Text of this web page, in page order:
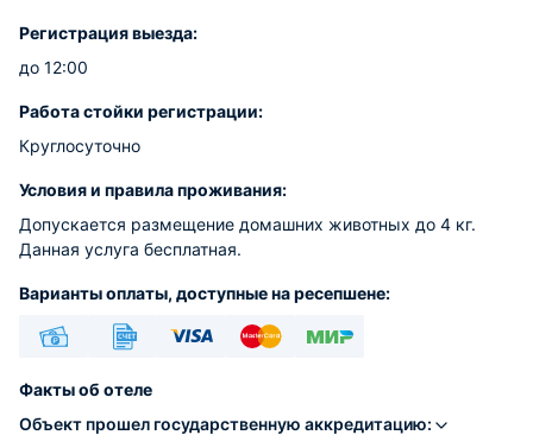
Регистрация выезда:
до 12:00
Работа стойки регистрации:
Круглосуточно
Условия и правила проживания:
Допускается размещение домашних животных до 4 кг.
Данная услуга бесплатная.
Варианты оплаты, доступные на ресепшене:
Факты об отеле
Объект прошел государственную аккредитацию: